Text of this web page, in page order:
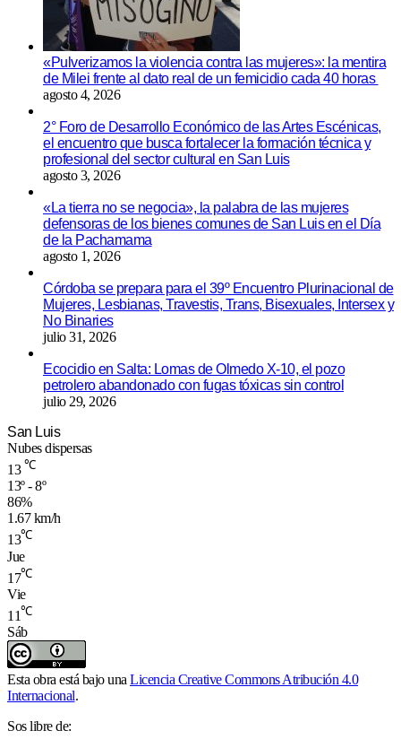
«Pulverizamos la violencia contra las mujeres»: la mentira
de Milei frente al dato real de un femicidio cada 40 horas
agosto 4, 2026
2° Foro de Desarrollo Económico de las Artes Escénicas,
el encuentro que busca fortalecer la formación técnica y
profesional del sector cultural en San Luis
agosto 3, 2026
«La tierra no se negocia», la palabra de las mujeres
defensoras de los bienes comunes de San Luis en el Día
de la Pachamama
agosto 1, 2026
Córdoba se prepara para el 39º Encuentro Plurinacional de
Mujeres, Lesbianas, Travestis, Trans, Bisexuales, Intersex y
No Binaries
julio 31, 2026
Ecocidio en Salta: Lomas de Olmedo X-10, el pozo
petrolero abandonado con fugas tóxicas sin control
julio 29, 2026
San Luis
Nubes dispersas
13 ℃
13º - 8º
86%
1.67 km/h
13℃
Jue
17℃
Vie
11℃
Sáb
Esta obra está bajo una Licencia Creative Commons Atribución 4.0
Internacional.
Sos libre de: